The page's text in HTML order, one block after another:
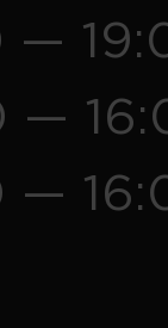
—
—
—